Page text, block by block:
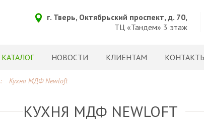
г. Тверь, Октябрьский проспект, д. 70,
ТЦ «Тандем» 3 этаж
КАТАЛОГ НОВОСТИ КЛИЕНТАМ
: Кухня МДФ Newloft
КУХНЯ МДФ NEWLOFT